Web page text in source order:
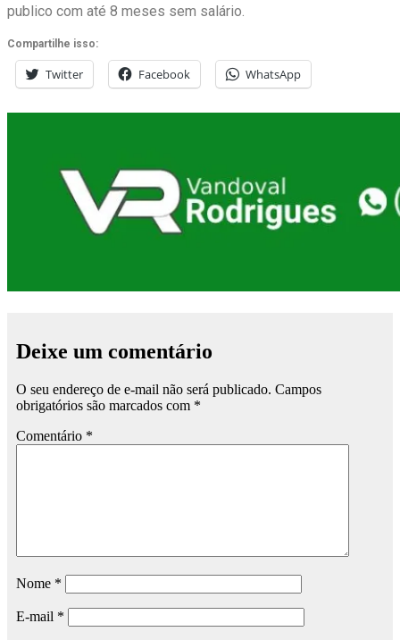
publico com até 8 meses sem salário.
Compartilhe isso:
Twitter Facebook WhatsApp
Deixe um comentário
O seu endereço de e-mail não será publicado. Campos
obrigatórios são marcados com *
Comentário *
Nome *
E-mail *